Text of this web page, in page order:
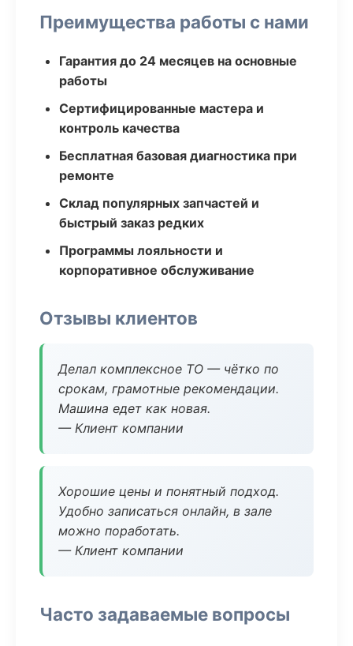
Преимущества работы с нами
Гарантия до 24 месяцев на основные
работы
Сертифицированные мастера и
контроль качества
Бесплатная базовая диагностика при
ремонте
Склад популярных запчастей и
быстрый заказ редких
Программы лояльности и
корпоративное обслуживание
Отзывы клиентов
Делал комплексное ТО — чётко по
срокам, грамотные рекомендации.
Машина едет как новая.
— Клиент компании
Хорошие цены и понятный подход.
Удобно записаться онлайн, в зале
можно поработать.
— Клиент компании
Часто задаваемые вопросы